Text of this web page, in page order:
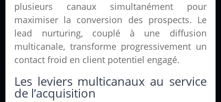
plusieurs canaux simultanément pour
maximiser la conversion des prospects. Le
lead nurturing, couplé à une diffusion
multicanale, transforme progressivement un
contact froid en client potentiel engagé.
Les leviers multicanaux au service
de l’acquisition